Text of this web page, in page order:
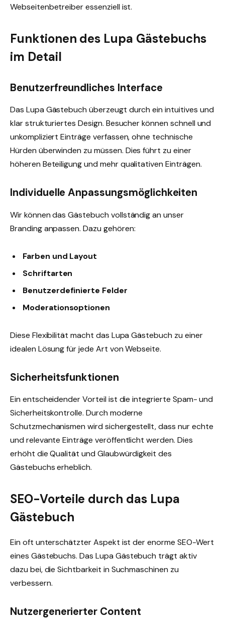
Webseitenbetreiber essenziell ist.
Funktionen des Lupa Gästebuchs
im Detail
Benutzerfreundliches Interface
Das Lupa Gästebuch überzeugt durch ein intuitives und
klar strukturiertes Design. Besucher können schnell und
unkompliziert Einträge verfassen, ohne technische
Hürden überwinden zu müssen. Dies führt zu einer
höheren Beteiligung und mehr qualitativen Einträgen.
Individuelle Anpassungsmöglichkeiten
Wir können das Gästebuch vollständig an unser
Branding anpassen. Dazu gehören:
Farben und Layout
Schriftarten
Benutzerdefinierte Felder
Moderationsoptionen
Diese Flexibilität macht das Lupa Gästebuch zu einer
idealen Lösung für jede Art von Webseite.
Sicherheitsfunktionen
Ein entscheidender Vorteil ist die integrierte Spam- und
Sicherheitskontrolle. Durch moderne
Schutzmechanismen wird sichergestellt, dass nur echte
und relevante Einträge veröffentlicht werden. Dies
erhöht die Qualität und Glaubwürdigkeit des
Gästebuchs erheblich.
SEO-Vorteile durch das Lupa
Gästebuch
Ein oft unterschätzter Aspekt ist der enorme SEO-Wert
eines Gästebuchs. Das Lupa Gästebuch trägt aktiv
dazu bei, die Sichtbarkeit in Suchmaschinen zu
verbessern.
Nutzergenerierter Content